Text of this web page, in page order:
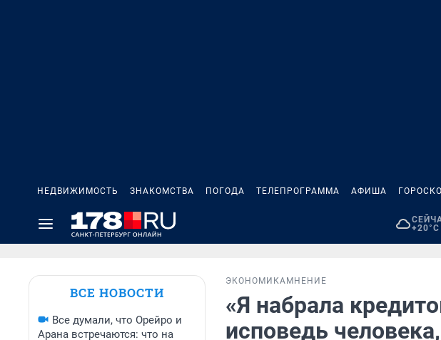
НЕДВИЖИМОСТЬ ЗНАКОМСТВА ПОГОДА ТЕЛЕПРОГРАММА АФИША
+20°C
ВСЕ НОВОСТИ
Все думали, что Орейро и
Арана встречаются: что на
ЭКОНОМИКА МНЕНИЕ
«Я набрала
исповедь